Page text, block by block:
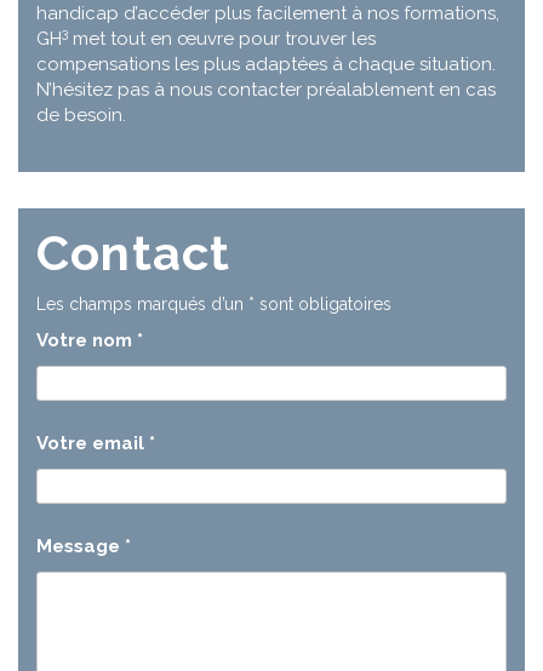
handicap d’accéder plus facilement à nos formations,
GH3 met tout en œuvre pour trouver les
compensations les plus adaptées à chaque situation.
N’hésitez pas à nous contacter préalablement en cas
de besoin.
Contact
Les champs marqués d’un * sont obligatoires
Votre nom *
Votre email *
Message *